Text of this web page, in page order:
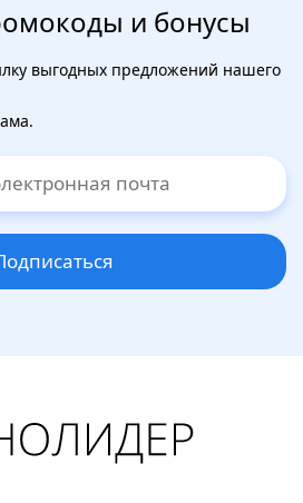
и бонусы
выгодных предложений нашего